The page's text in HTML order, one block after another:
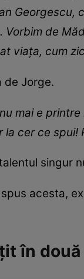
de
viața, cum
de Jorge.
mai e
cer ce spui!
singur
spus acesta,
în două